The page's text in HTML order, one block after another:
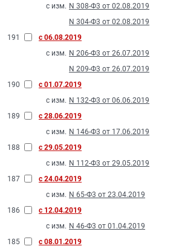
с изм. N 308-Ф3 от 02.08.2019
N 304-Ф3 от 02.08.2019
191
с 06.08.2019
с изм. N 206-Ф3 от 26.07.2019
N 209-Ф3 от 26.07.2019
190
с 01.07.2019
с изм. N 132-Ф3 от 06.06.2019
189
с 28.06.2019
с изм. N 146-Ф3 от 17.06.2019
188
с 29.05.2019
с изм. N 112-Ф3 от 29.05.2019
187
с 24.04.2019
с изм. N 65-Ф3 от 23.04.2019
186
с 12.04.2019
с изм. N 46-Ф3 от 01.04.2019
185
с 08.01.2019